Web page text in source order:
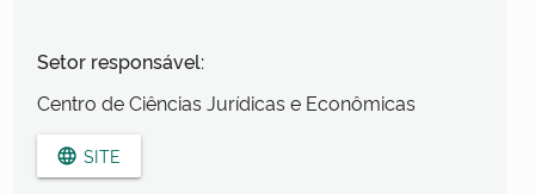
Setor responsável:
Centro de Ciências Jurídicas e Econômicas
language SITE